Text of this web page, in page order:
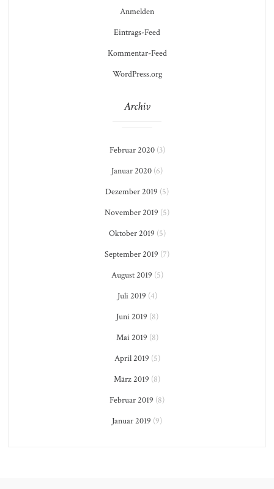
Anmelden
Eintrags-Feed
Kommentar-Feed
WordPress.org
Archiv
Februar 2020(3)
Januar 2020 (6)
Dezember 2019 (5)
November 2019 (5)
Oktober 2019 (5)
September 2019 (7)
August 2019 (5)
Juli 2019 (4)
Juni 2019 (8)
Mai 2019 (8)
April 2019 (5)
März 2019 (8)
Februar 2019 (8)
Januar 2019 (9)